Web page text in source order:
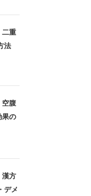
二重
法
空腹
果の
漢方
デメ